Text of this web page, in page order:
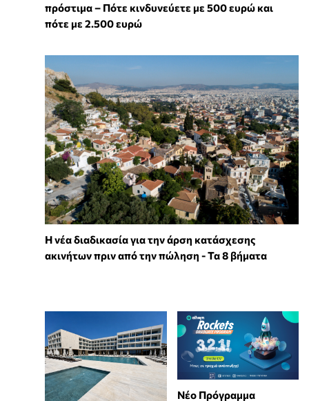
πρόστιμα – Πότε κινδυνεύετε με 500 ευρώ και
πότε με 2.500 ευρώ
Η νέα διαδικασία για την άρση κατάσχεσης
ακινήτων πριν από την πώληση - Τα 8 βήματα
Νέο Πρόγραμμα